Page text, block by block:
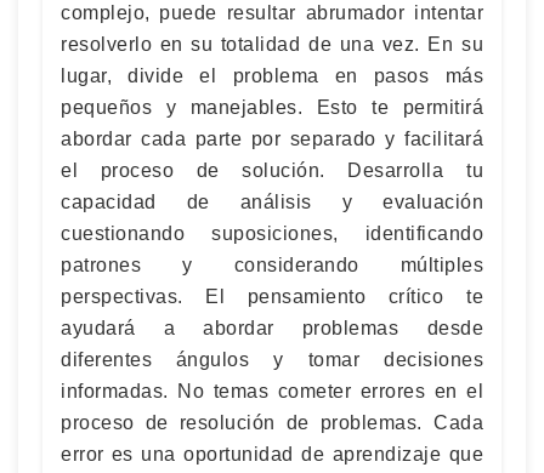
complejo, puede resultar abrumador intentar
resolverlo en su totalidad de una vez. En su
lugar, divide el problema en pasos más
pequeños y manejables. Esto te permitirá
abordar cada parte por separado y facilitará
el proceso de solución. Desarrolla tu
capacidad de análisis y evaluación
cuestionando suposiciones, identificando
patrones y considerando múltiples
perspectivas. El pensamiento crítico te
ayudará a abordar problemas desde
diferentes ángulos y tomar decisiones
informadas. No temas cometer errores en el
proceso de resolución de problemas. Cada
error es una oportunidad de aprendizaje que